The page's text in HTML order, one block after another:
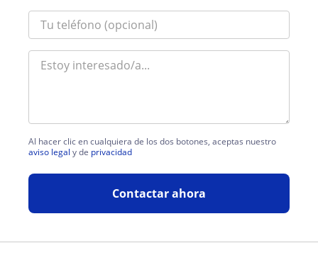
Al hacer clic en cualquiera de los dos botones, aceptas nuestro
aviso legal y de privacidad
Contactar ahora